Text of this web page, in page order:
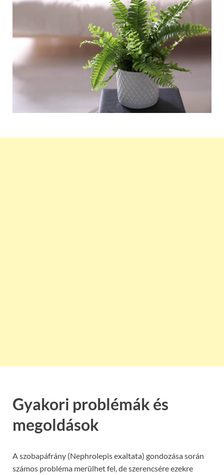
Gyakori problémák és
megoldások
A szobapáfrány (Nephrolepis exaltata) gondozása során
számos probléma merülhet fel, de szerencsére ezekre